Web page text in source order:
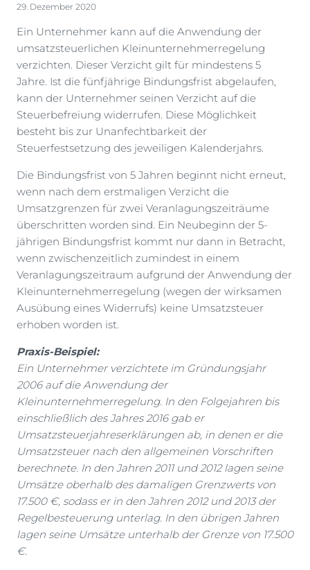
29. Dezember 2020
Ein Unternehmer kann auf die Anwendung der
umsatzsteuerlichen Kleinunternehmerregelung
verzichten. Dieser Verzicht gilt für mindestens 5
Jahre. Ist die fünfjährige Bindungsfrist abgelaufen,
kann der Unternehmer seinen Verzicht auf die
Steuerbefreiung widerrufen. Diese Möglichkeit
besteht bis zur Unanfechtbarkeit der
Steuerfestsetzung des jeweiligen Kalenderjahrs.
Die Bindungsfrist von 5 Jahren beginnt nicht erneut,
wenn nach dem erstmaligen Verzicht die
Umsatzgrenzen für zwei Veranlagungszeiträume
überschritten worden sind. Ein Neubeginn der 5-
jährigen Bindungsfrist kommt nur dann in Betracht,
wenn zwischenzeitlich zumindest in einem
Veranlagungszeitraum aufgrund der Anwendung der
Kleinunternehmerregelung (wegen der wirksamen
Ausübung eines Widerrufs) keine Umsatzsteuer
erhoben worden ist.
Praxis-Beispiel:
Ein Unternehmer verzichtete im Gründungsjahr
2006 auf die Anwendung der
Kleinunternehmerregelung. In den Folgejahren bis
einschließlich des Jahres 2016 gab er
Umsatzsteuerjahreserklärungen ab, in denen er die
Umsatzsteuer nach den allgemeinen Vorschriften
berechnete. In den Jahren 2011 und 2012 lagen seine
Umsätze oberhalb des damaligen Grenzwerts von
17.500 €, sodass er in den Jahren 2012 und 2013 der
Regelbesteuerung unterlag. In den übrigen Jahren
lagen seine Umsätze unterhalb der Grenze von 17.500
€.